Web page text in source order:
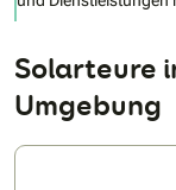
Solarteure
Umgebung